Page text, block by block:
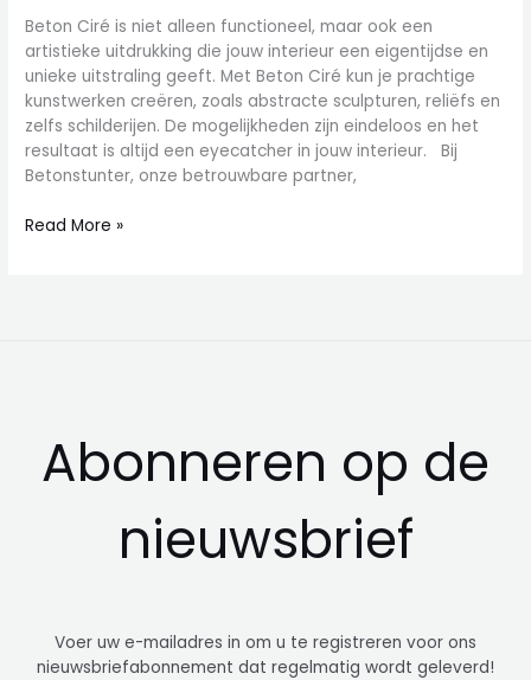
Beton Ciré is niet alleen functioneel, maar ook een
artistieke uitdrukking die jouw interieur een eigentijdse en
unieke uitstraling geeft. Met Beton Ciré kun je prachtige
kunstwerken creëren, zoals abstracte sculpturen, reliëfs en
zelfs schilderijen. De mogelijkheden zijn eindeloos en het
resultaat is altijd een eyecatcher in jouw interieur. Bij
Betonstunter, onze betrouwbare partner,
Read More »
Abonneren op de
nieuwsbrief
Voer uw e-mailadres in om u te registreren voor ons
nieuwsbriefabonnement dat regelmatig wordt geleverd!